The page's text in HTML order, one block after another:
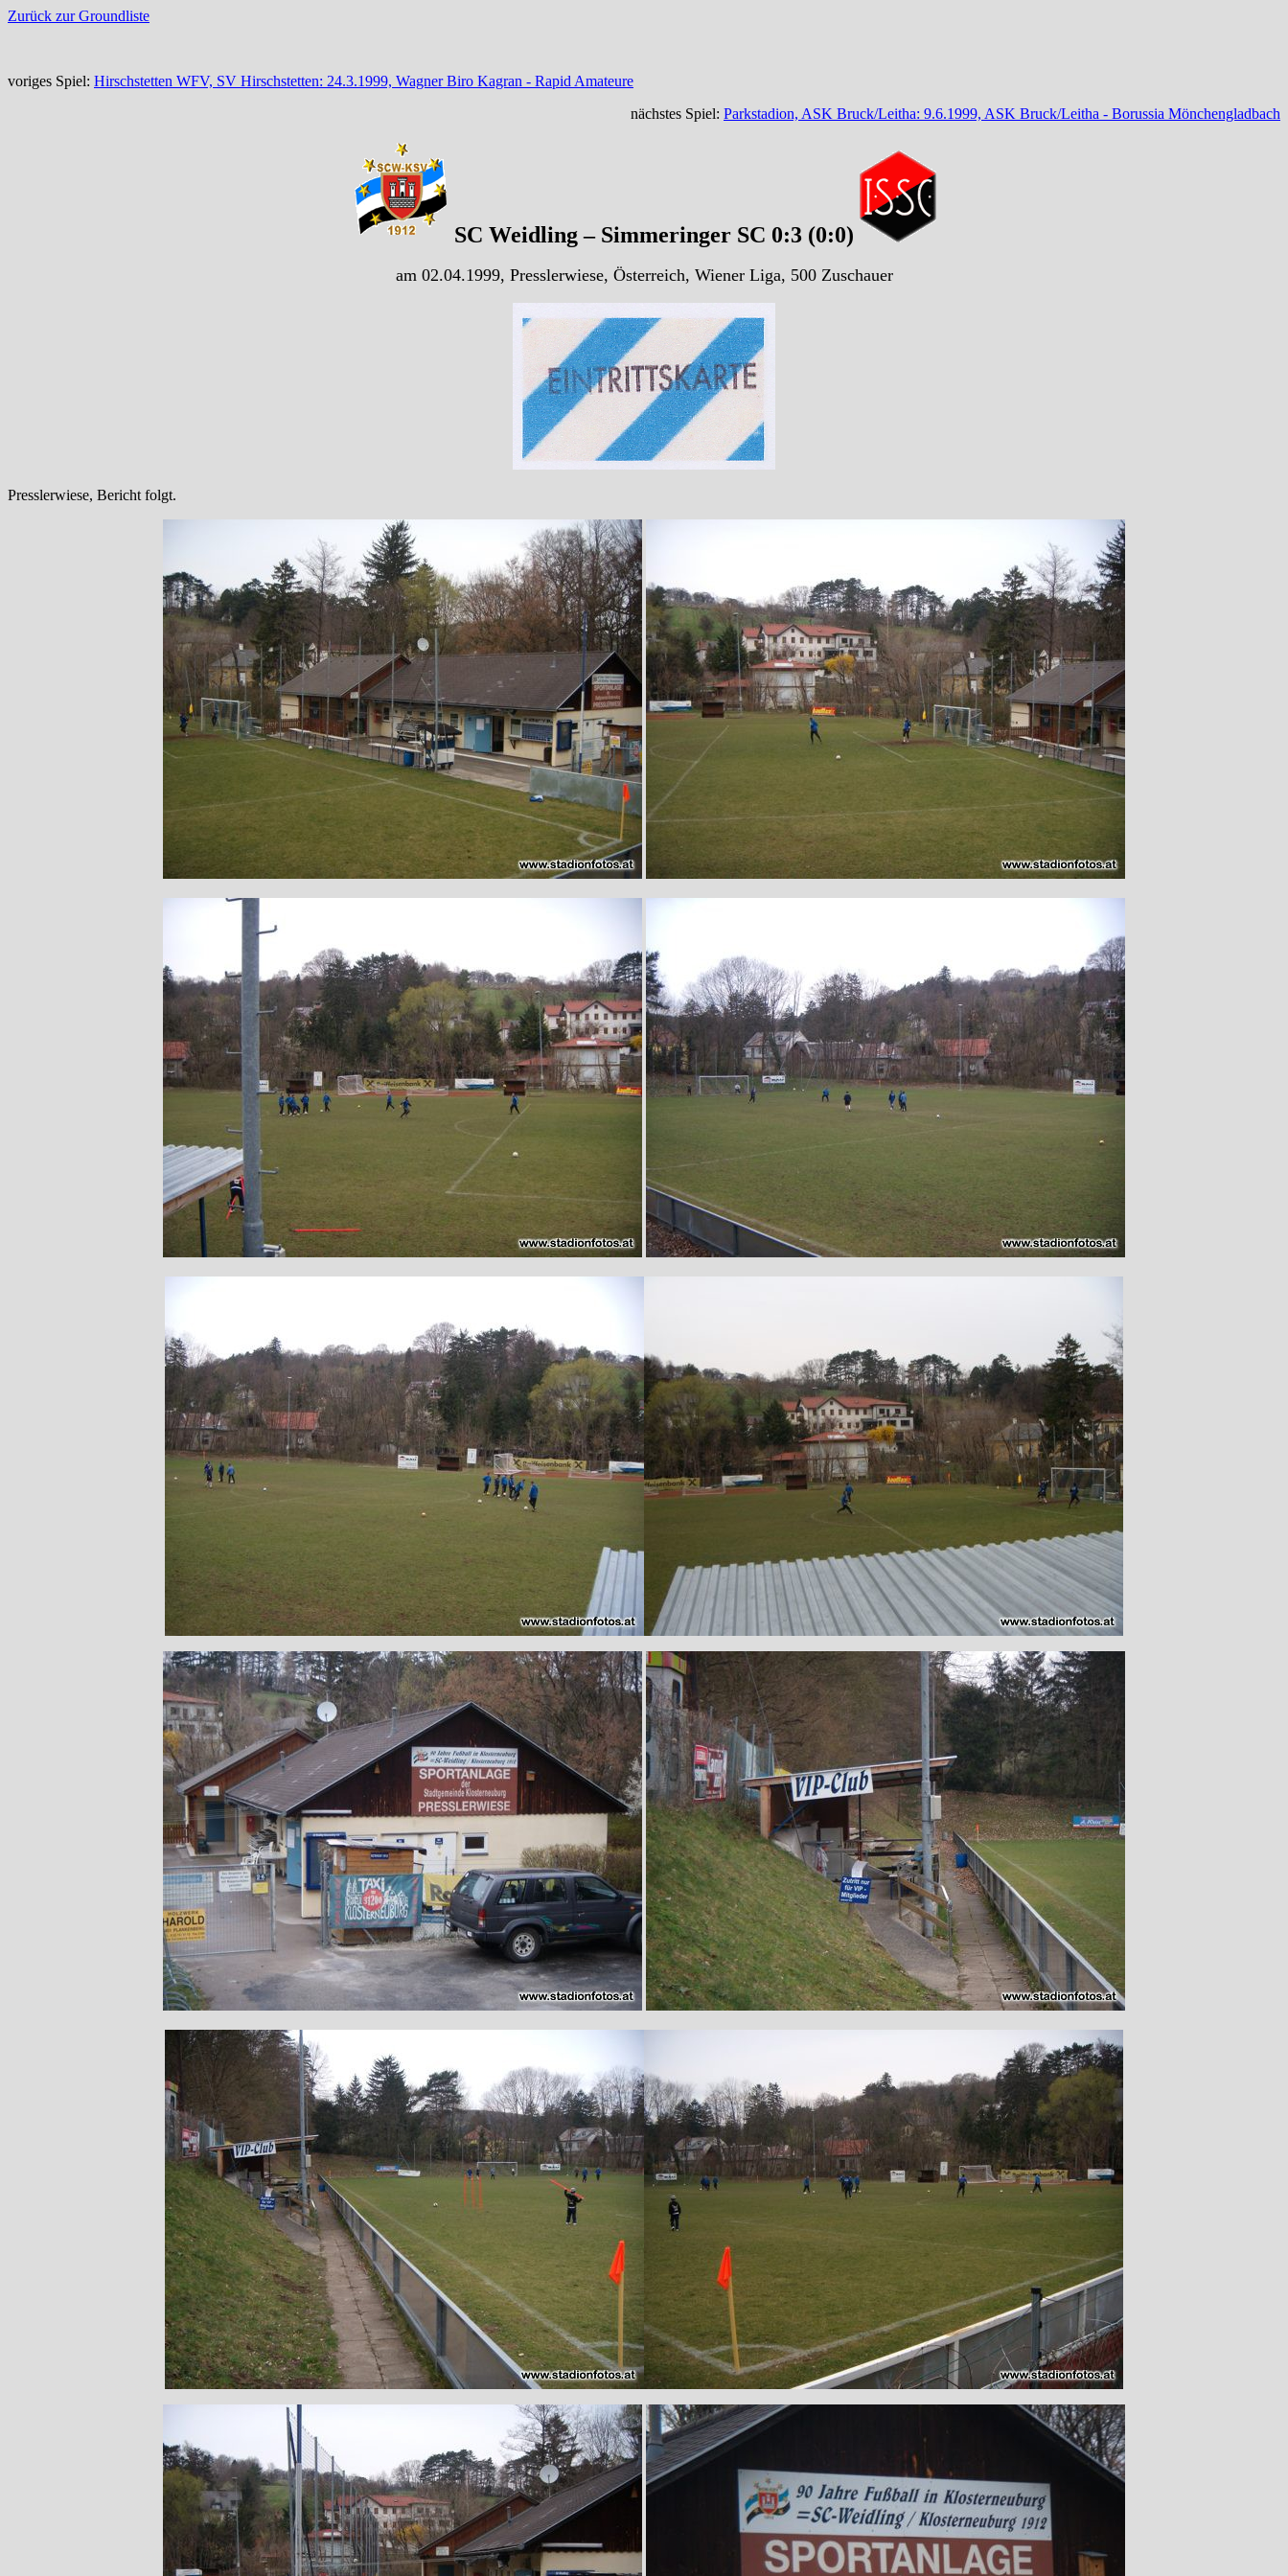
Zurück zur Groundliste
voriges Spiel: Hirschstetten WFV, SV Hirschstetten: 24.3.1999, Wagner Biro Kagran - Rapid Amateure
nächstes Spiel: Parkstadion, ASK Bruck/Leitha: 9.6.1999, ASK Bruck/Leitha - Borussia Mönchengladbach
SC Weidling – Simmeringer SC 0:3 (0:0)
am 02.04.1999, Presslerwiese, Österreich, Wiener Liga, 500 Zuschauer
Presslerwiese, Bericht folgt.